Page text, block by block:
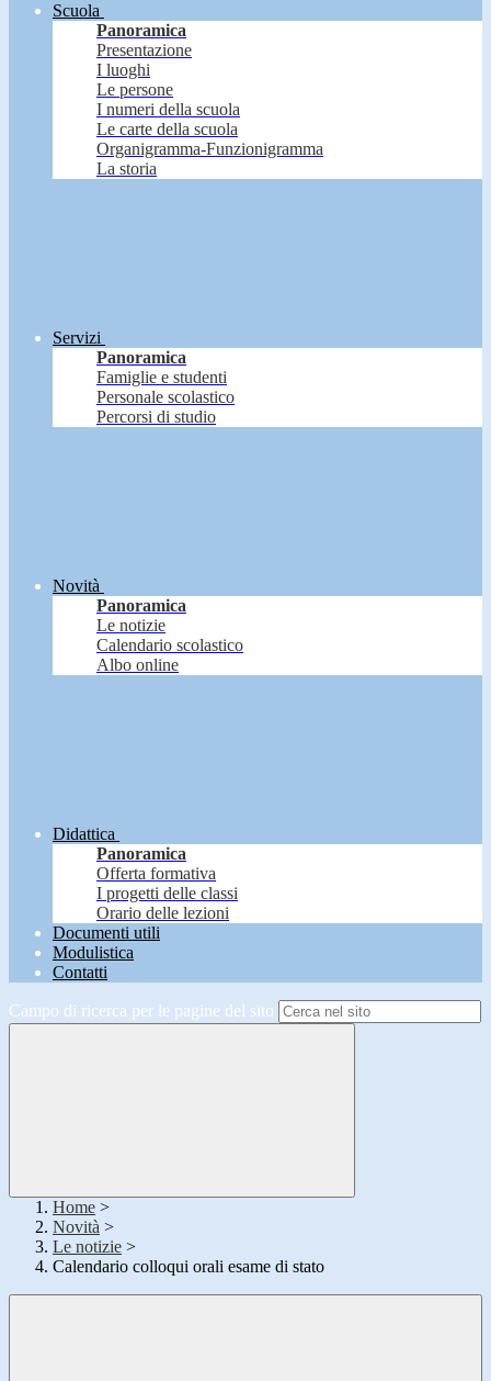
Scuola
Panoramica
Presentazione
I luoghi
Le persone
I numeri della scuola
Le carte della scuola
Organigramma-Funzionigramma
La storia
Servizi
Panoramica
Famiglie e studenti
Personale scolastico
Percorsi di studio
Novità
Panoramica
Le notizie
Calendario scolastico
Albo online
Didattica
Panoramica
Offerta formativa
I progetti delle classi
Orario delle lezioni
Documenti utili
Modulistica
Contatti
Campo di ricerca per le pagine del sito
Home >
Novità >
Le notizie >
Calendario colloqui orali esame di stato